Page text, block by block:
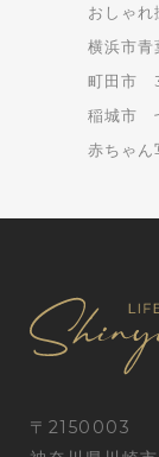
おしゃれ
横浜市
町田市
稲城市
赤ちゃん
〒2150003